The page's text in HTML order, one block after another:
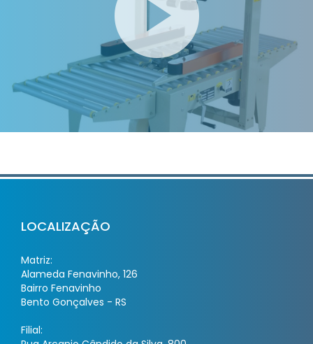
LOCALIZAÇÃO
Matriz:
Alameda Fenavinho, 126
Bairro Fenavinho
Bento Gonçalves - RS
Filial: